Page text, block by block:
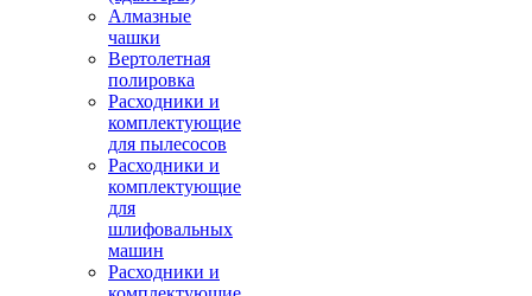
Алмазные
чашки
Вертолетная
полировка
Расходники и
комплектующие
для пылесосов
Расходники и
комплектующие
для
шлифовальных
машин
Расходники и